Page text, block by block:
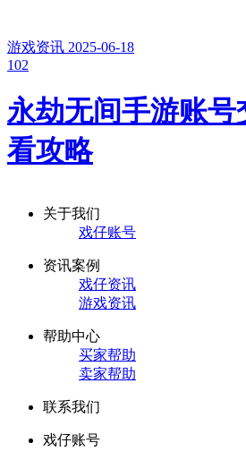
游戏资讯 2025-06-18
102
永劫无间手游账号
看攻略
关于我们
戏仔账号
资讯案例
戏仔资讯
游戏资讯
帮助中心
买家帮助
卖家帮助
联系我们
戏仔账号